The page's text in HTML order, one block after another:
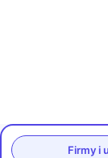
Firmy i